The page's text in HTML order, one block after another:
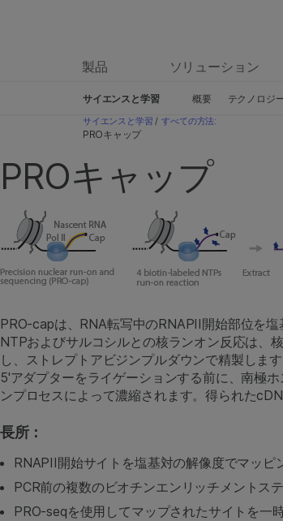
製品 ソリューション
サイエンスと学習 概要 テクノロジ
サイエンスと学習 / すべての方法:
PROキャップ
PROキャップ
PRO-capは、RNA転写中のRNAPII開始部位を
NTPおよびサルコシルとの核ランオン反応は、
し、ストレプトアビジンプルダウンで精製しま
5'アダプターをライゲーションする前に、南極
ンプロセスによって濃縮されます。得られた
長所：
RNAPII開始サイトを塩基対の解像度でマッピ
PCR前の複数のビオチンエンリッチメントス
PRO-seqを使用してマップされたサイトを一